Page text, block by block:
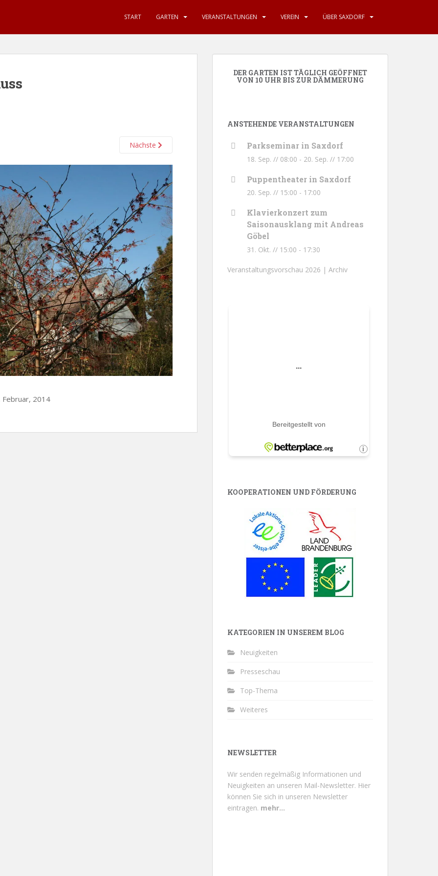
START GARTEN VERANSTALTUNGEN VEREIN ÜBER SAXDORF
Nächste
Februar, 2014
DER GARTEN IST TÄGLICH GEÖFFNET
VON 10 UHR BIS ZUR DÄMMERUNG
ANSTEHENDE VERANSTALTUNGEN
Parkseminar in Saxdorf
18. Sep. // 08:00 - 20. Sep. // 17:00
Puppentheater in Saxdorf
20. Sep. // 15:00 - 17:00
Klavierkonzert zum
Saisonausklang mit Andreas
Göbel
31. Okt. // 15:00 - 17:30
Veranstaltungsvorschau 2026 | Archiv
KOOPERATIONEN UND FÖRDERUNG
KATEGORIEN IN UNSEREM BLOG
Neuigkeiten
Presseschau
Top-Thema
Weiteres
NEWSLETTER
Wir senden regelmäßig Informationen und
Neuigkeiten an unseren Mail-Newsletter. Hier
können Sie sich in unseren Newsletter
eintragen. mehr...